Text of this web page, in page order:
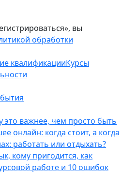
вы
обработки
квалификацииКурсы
это важнее, чем просто быть
онлайн: когда стоит, а когда
работать или отдыхать?
кому пригодится, как
работе и 10 ошибок